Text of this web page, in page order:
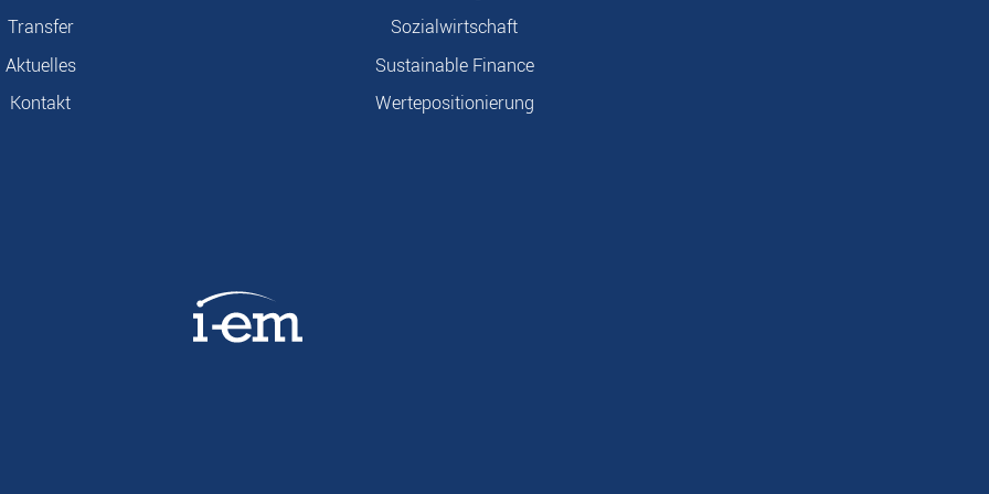
Transfer
Aktuelles
Kontakt
Sozialwirtschaft
Sustainable Finance
Wertepositionierung